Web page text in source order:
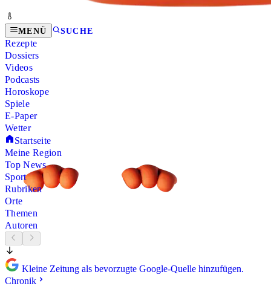
MENÜ SUCHE
Rezepte
Dossiers
Videos
Podcasts
Horoskope
Spiele
E-Paper
Wetter
Startseite
Meine Region
Top News
Sport
Rubriken
Orte
Themen
Autoren
Kleine Zeitung als bevorzugte Google-Quelle hinzufügen.
Chronik